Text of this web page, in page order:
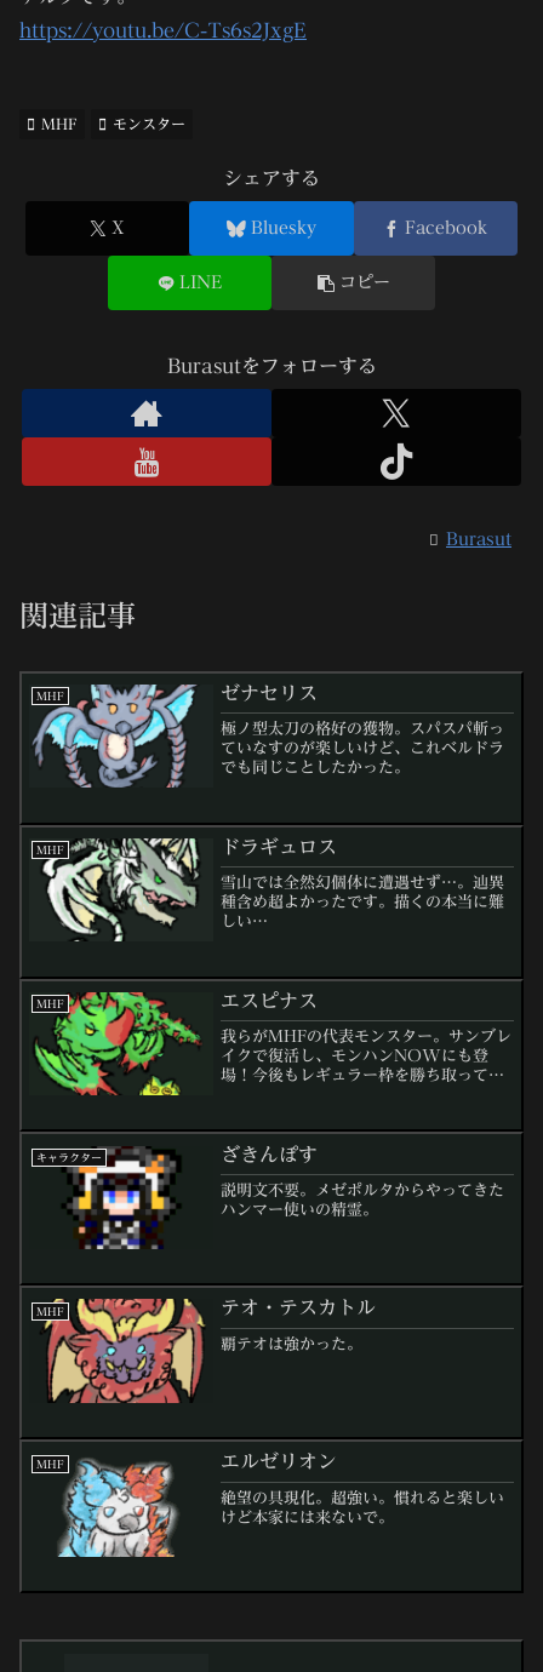
https://youtu.be/C-Ts6s2JxgE
MHF モンスター
シェアする
X Bluesky Facebook
LINE コピー
Burasutをフォローする
Burasut
関連記事
MHF ゼナセリス
極ノ型太刀の格好の獲物。スパスパ斬っ
ていなすのが楽しいけど、これベルドラ
でも同じことしたかった。
MHF ドラギュロス
雪山では全然幻個体に遭遇せず…。辿異
種含め超よかったです。描くの本当に難
しい…
MHF エスピナス
我らがMHFの代表モンスター。サンブレ
イクで復活し、モンハンNOWにも登
場！今後もレギュラー枠を勝ち取ってく
キャラクター ざきんぽす
説明文不要。メゼポルタからやってきた
ハンマー使いの精霊。
MHF テオ・テスカトル
覇テオは強かった。
MHF エルゼリオン
絶望の具現化。超強い。慣れると楽しい
けど本家には来ないで。